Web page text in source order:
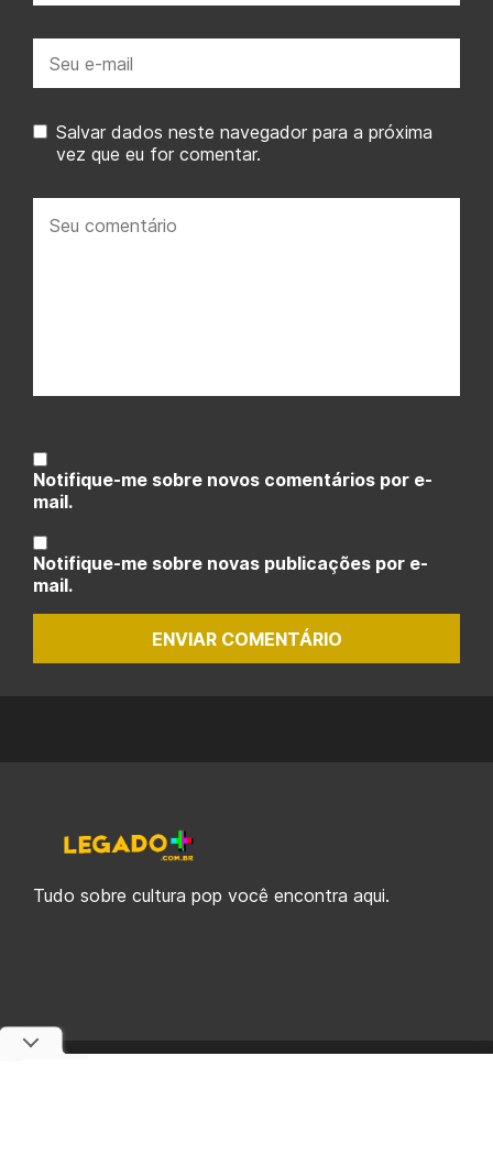
mail:
Salvar dados neste navegador para a próxima
vez que eu for comentar.
comentário:
Notifique-me sobre novos comentários por e-
mail.
Notifique-me sobre novas publicações por e-
mail.
ENVIAR COMENTÁRIO
Tudo sobre cultura pop você encontra aqui.